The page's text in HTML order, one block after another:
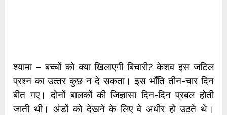
श्‍यामा – बच्‍चों को क्‍या खिलाएगी बिचारी? केशव इस जटिल
प्रश्‍न का उत्‍तर कुछ न दे सकता। इस भाँति तीन-चार दिन
बीत गए। दोनों बालकों की जिज्ञासा दिन-दिन प्रबल होती
जाती थी। अंडों को देखने के लिए वे अधीर हो उठते थे।